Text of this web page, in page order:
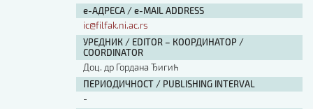
е-АДРЕСА / e-MAIL ADDRESS
ic@filfak.ni.ac.rs
УРЕДНИК / EDITOR – КООРДИНАТОР /
COORDINATOR
Доц. др Гордана Ђигић
ПЕРИОДИЧНОСТ / PUBLISHING INTERVAL
-